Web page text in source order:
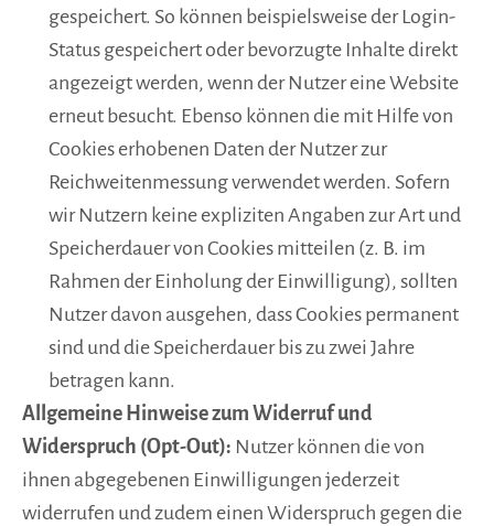
gespeichert. So können beispielsweise der Login-
Status gespeichert oder bevorzugte Inhalte direkt
angezeigt werden, wenn der Nutzer eine Website
erneut besucht. Ebenso können die mit Hilfe von
Cookies erhobenen Daten der Nutzer zur
Reichweitenmessung verwendet werden. Sofern
wir Nutzern keine expliziten Angaben zur Art und
Speicherdauer von Cookies mitteilen (z. B. im
Rahmen der Einholung der Einwilligung), sollten
Nutzer davon ausgehen, dass Cookies permanent
sind und die Speicherdauer bis zu zwei Jahre
betragen kann.
Allgemeine Hinweise zum Widerruf und
Widerspruch (Opt-Out): Nutzer können die von
ihnen abgegebenen Einwilligungen jederzeit
widerrufen und zudem einen Widerspruch gegen die